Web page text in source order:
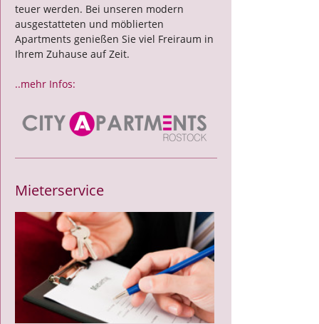
teuer werden. Bei unseren modern
ausgestatteten und möblierten
Apartments genießen Sie viel Freiraum in
Ihrem Zuhause auf Zeit.
..mehr Infos:
Mieterservice